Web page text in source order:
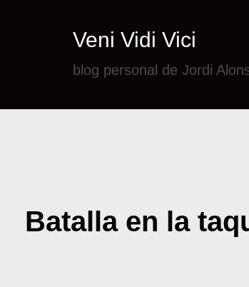
Veni Vidi Vici
blog personal de Jordi
Batalla en la